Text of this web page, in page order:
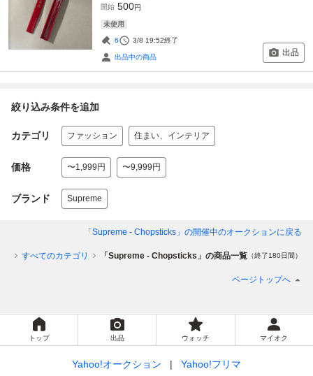
開始 500円
未使用
6 3/8 19:52終了
出品中の商品 出品
絞り込み条件を追加
カテゴリ ファッション 住まい、インテリア
価格 〜1,999円 〜9,999円
ブランド Supreme
「Supreme - Chopsticks」 の開催中のオークションに戻る
すべてのカテゴリ 「Supreme - Chopsticks」の商品一覧 （終了180日間）
ページトップへ
トップ 出品 ウォッチ マイオク
Yahoo!オークション Yahoo!フリマ